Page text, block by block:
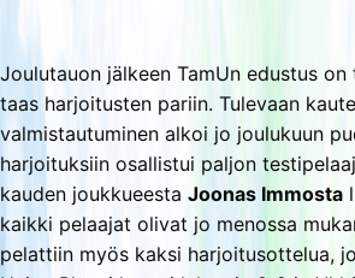
Joulutauon jälkeen TamUn edustus on
taas harjoitusten pariin. Tulevaan
valmistautuminen alkoi jo joulukuun
harjoituksiin osallistui paljon
kauden joukkueesta Joonas Immosta
kaikki pelaajat olivat jo menossa
pelattiin myös kaksi harjoitusottelua,